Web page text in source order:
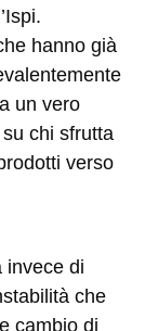
hanno già
un vero
chi sfrutta
verso
invece di
che
cambio di